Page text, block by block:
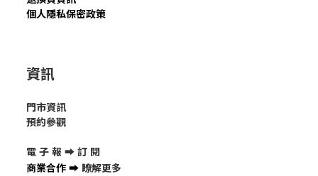
個人隱私保密政策
資訊
門市資訊
預約參觀
電 子 報 ➡ 訂 閱
商業合作 ➡ 瞭解更多